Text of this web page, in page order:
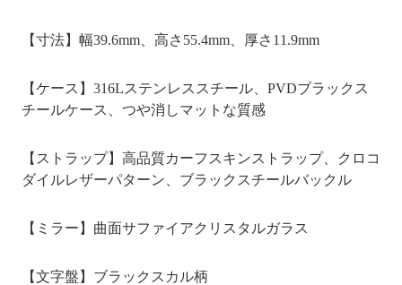
【寸法】幅39.6mm、高さ55.4mm、厚さ11.9mm
【ケース】316Lステンレススチール、PVDブラックス
チールケース、つや消しマットな質感
【ストラップ】高品質カーフスキンストラップ、クロコ
ダイルレザーパターン、ブラックスチールバックル
【ミラー】曲面サファイアクリスタルガラス
【文字盤】ブラックスカル柄